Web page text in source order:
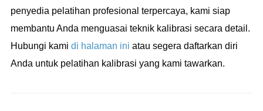
penyedia pelatihan profesional terpercaya, kami siap
membantu Anda menguasai teknik kalibrasi secara detail.
Hubungi kami di halaman ini atau segera daftarkan diri
Anda untuk pelatihan kalibrasi yang kami tawarkan.